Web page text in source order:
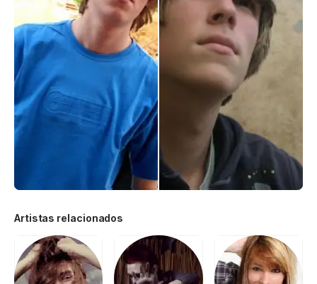
Artistas relacionados